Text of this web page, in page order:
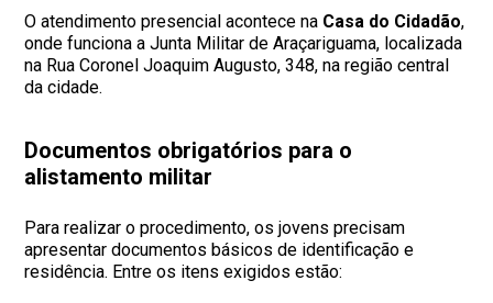
O atendimento presencial acontece na Casa do Cidadão,
onde funciona a Junta Militar de Araçariguama, localizada
na Rua Coronel Joaquim Augusto, 348, na região central
da cidade.
Documentos obrigatórios para o
alistamento militar
Para realizar o procedimento, os jovens precisam
apresentar documentos básicos de identificação e
residência. Entre os itens exigidos estão: